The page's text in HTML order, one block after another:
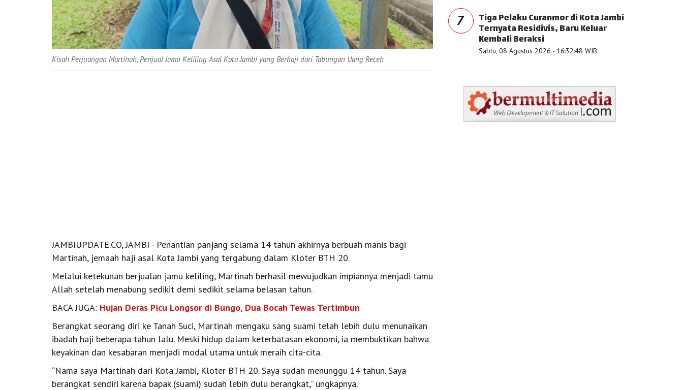
Kisah Perjuangan Martinah, Penjual Jamu Keliling Asal Kota Jambi yang Berhaji dari Tabungan Uang Receh
JAMBIUPDATE.CO, JAMBI - Penantian panjang selama 14 tahun akhirnya berbuah manis bagi
Martinah, jemaah haji asal Kota Jambi yang tergabung dalam Kloter BTH 20.
Melalui ketekunan berjualan jamu keliling, Martinah berhasil mewujudkan impiannya menjadi tamu
Allah setelah menabung sedikit demi sedikit selama belasan tahun.
BACA JUGA: Hujan Deras Picu Longsor di Bungo, Dua Bocah Tewas Tertimbun
Berangkat seorang diri ke Tanah Suci, Martinah mengaku sang suami telah lebih dulu menunaikan
ibadah haji beberapa tahun lalu. Meski hidup dalam keterbatasan ekonomi, ia membuktikan bahwa
keyakinan dan kesabaran menjadi modal utama untuk meraih cita-cita.
“Nama saya Martinah dari Kota Jambi, Kloter BTH 20. Saya sudah menunggu 14 tahun. Saya
berangkat sendiri karena bapak (suami) sudah lebih dulu berangkat,” ungkapnya.
7 Tiga Pelaku Curanmor di Kota Jambi
Ternyata Residivis, Baru Keluar
Kembali Beraksi
Sabtu, 08 Agustus 2026 - 16:32:48 WIB